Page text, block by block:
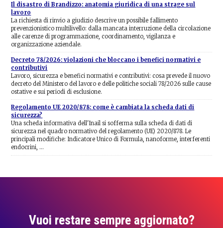
Il disastro di Brandizzo: anatomia giuridica di una strage sul
lavoro
La richiesta di rinvio a giudizio descrive un possibile fallimento
prevenzionistico multilivello: dalla mancata interruzione della circolazione
alle carenze di programmazione, coordinamento, vigilanza e
organizzazione aziendale.
Decreto 78/2026: violazioni che bloccano i benefici normativi e
contributivi
Lavoro, sicurezza e benefici normativi e contributivi: cosa prevede il nuovo
decreto del Ministero del lavoro e delle politiche sociali 78/2026 sulle cause
ostative e sui periodi di esclusione.
Regolamento UE 2020/878: come è cambiata la scheda dati di
sicurezza?
Una scheda informativa dell'Inail si sofferma sulla scheda di dati di
sicurezza nel quadro normativo del regolamento (UE) 2020/878. Le
principali modifiche: Indicatore Unico di Formula, nanoforme, interferenti
endocrini, …
Vuoi restare sempre aggiornato?